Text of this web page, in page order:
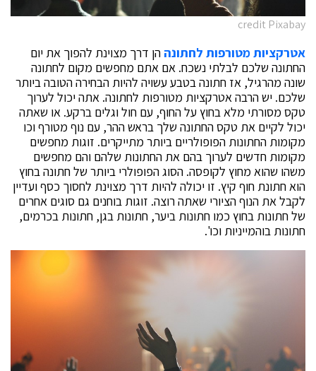
credit Pixabay
אטרקציות מטורפות לחתונה הן דרך מצוינת להפוך את יום
החתונה שלכם לבלתי נשכח. אם אתם מחפשים מקום לחתונה
שונה מהרגיל, אז חתונה בטבע עשויה להיות הבחירה הטובה ביותר
שלכם. יש הרבה אטרקציות מטורפות לחתונה. אתה יכול לערוך
טקס מסורתי מלא בחוץ על החוף, עם חול וגלים ברקע. או שאתה
יכול לקיים את טקס החתונה שלך בראש ההר, עם נוף מטורף וכו
מקומות החתונות הפופולריים ביותר מתייקרים. זוגות מחפשים
מקומות חדשים לערוך בהם את החתונות שלהם והם מחפשים
משהו שהוא מחוץ לקופסה. הסוג הפופולרי ביותר של חתונה בחוץ
הוא חתונת חוף קיץ. זו יכולה להיות דרך מצוינת לחסוך כסף ועדיין
לקבל את הנוף הציורי שאתה רוצה. זוגות בוחנים גם סוגים אחרים
של חתונות בחוץ כמו חתונות ביער, חתונות בגן, חתונות בכרמים,
חתונות בוהמייניות וכו'.